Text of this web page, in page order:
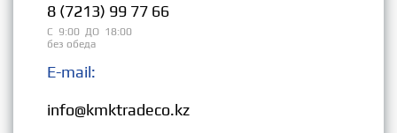
8 (7213) 99 77 66
С 9:00 ДО 18:00
без обеда
E-mail:
info@kmktradeco.kz